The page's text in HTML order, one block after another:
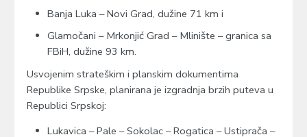
Banja Luka – Novi Grad, dužine 71 km i
Glamočani – Mrkonjić Grad – Mlinište – granica sa
FBiH, dužine 93 km.
Usvojenim strateškim i planskim dokumentima
Republike Srpske, planirana je izgradnja brzih puteva u
Republici Srpskoj:
Lukavica – Pale – Sokolac – Rogatica – Ustiprača –